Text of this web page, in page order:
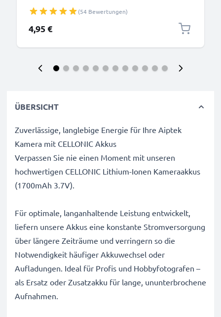
(54 Bewertungen)
4,95 €
ÜBERSICHT
Zuverlässige, langlebige Energie für Ihre Aiptek
Kamera mit CELLONIC Akkus
Verpassen Sie nie einen Moment mit unseren
hochwertigen CELLONIC Lithium-Ionen Kameraakkus
(1700mAh 3.7V).
Für optimale, langanhaltende Leistung entwickelt,
liefern unsere Akkus eine konstante Stromversorgung
über längere Zeiträume und verringern so die
Notwendigkeit häufiger Akkuwechsel oder
Aufladungen. Ideal für Profis und Hobbyfotografen –
als Ersatz oder Zusatzakku für lange, ununterbrochene
Aufnahmen.